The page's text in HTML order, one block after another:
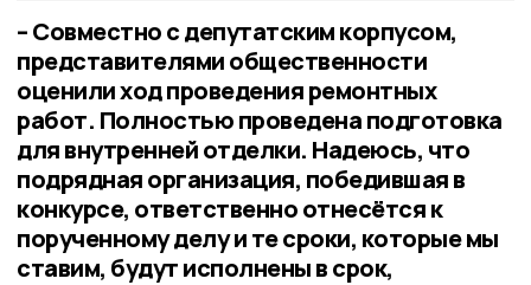
– Совместно с депутатским корпусом,
представителями общественности
оценили ход проведения ремонтных
работ. Полностью проведена подготовка
для внутренней отделки. Надеюсь, что
подрядная организация, победившая в
конкурсе, ответственно отнесётся к
порученному делу и те сроки, которые мы
ставим, будут исполнены в срок,